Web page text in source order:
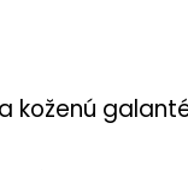
koženú